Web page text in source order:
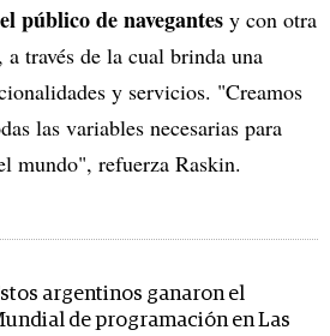
público de navegantes y con otra
través de la cual brinda una
y servicios. "Creamos
las variables necesarias para
mundo", refuerza Raskin.
argentinos ganaron el
de programación en Las